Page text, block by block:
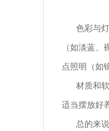
色彩与灯
（如淡蓝
点照明（如
材质和软
适当摆放好
总的来说